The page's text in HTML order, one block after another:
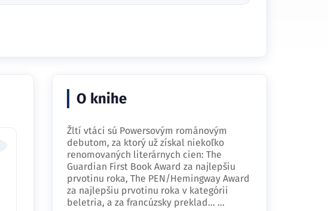
O knihe
Žltí vtáci sú Powersovým románovým
debutom, za ktorý už získal niekoľko
renomovaných literárnych cien: The
Guardian First Book Award za najlepšiu
prvotinu roka, The PEN/Hemingway Award
za najlepšiu prvotinu roka v kategórii
beletria, a za francúzsky preklad… ...